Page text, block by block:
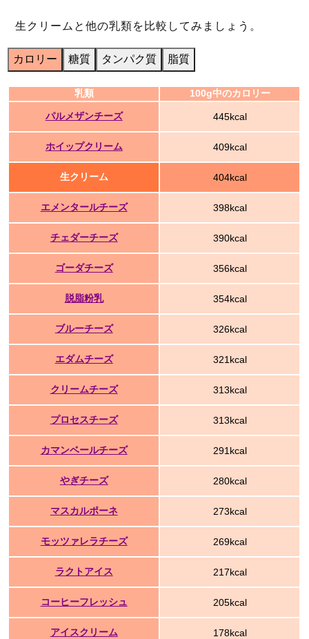
生クリームと他の乳類を比較してみましょう。
カロリー 糖質 タンパク質 脂質
乳類 100g中のカロリー
パルメザンチーズ 445kcal
ホイップクリーム 409kcal
生クリーム 404kcal
エメンタールチーズ 398kcal
チェダーチーズ 390kcal
ゴーダチーズ 356kcal
脱脂粉乳 354kcal
ブルーチーズ 326kcal
エダムチーズ 321kcal
クリームチーズ 313kcal
プロセスチーズ 313kcal
カマンベールチーズ 291kcal
やぎチーズ 280kcal
マスカルポーネ 273kcal
モッツァレラチーズ 269kcal
ラクトアイス 217kcal
コーヒーフレッシュ 205kcal
アイスクリーム 178kcal